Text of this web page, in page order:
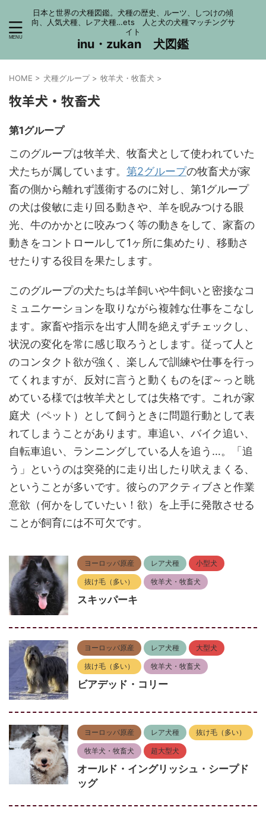
日本と世界の犬種図鑑。犬種の歴史、ルーツ、しつけの傾
向、人気犬種、レア犬種…ets 人と犬の犬種マッチングサ
イト
inu・zukan 犬図鑑
HOME > 犬種グループ > 牧羊犬・牧畜犬 >
牧羊犬・牧畜犬
第1グループ
このグループは牧羊犬、牧畜犬として使われていた
犬たちが属しています。 第2グループの牧畜犬が家
畜の側から離れず護衛するのに対し、第1グループ
の犬は俊敏に走り回る動きや、羊を睨みつける眼
光、牛のかかとに咬みつく等の動きをして、家畜の
動きをコントロールして1ヶ所に集めたり、移動さ
せたりする役目を果たします。
このグループの犬たちは羊飼いや牛飼いと密接なコ
ミュニケーションを取りながら複雑な仕事をこなし
ます。家畜や指示を出す人間を絶えずチェックし、
状況の変化を常に感じ取ろうとします。従って人と
のコンタクト欲が強く、楽しんで訓練や仕事を行っ
てくれますが、反対に言うと動くものをぼ～っと眺
めている様では牧羊犬としては失格です。これが家
庭犬（ペット）として飼うときに問題行動として表
れてしまうことがあります。車追い、バイク追い、
自転車追い、ランニングしている人を追う…。「追
う」というのは突発的に走り出したり吠えまくる、
ということが多いです。彼らのアクティブさと作業
意欲（何かをしていたい！欲）を上手に発散させる
ことが飼育には不可欠です。
ヨーロッパ原産 レア犬種 小型犬
抜け毛（多い） 牧羊犬・牧畜犬
スキッパーキ
ヨーロッパ原産 レア犬種 大型犬
抜け毛（多い） 牧羊犬・牧畜犬
ビアデッド・コリー
ヨーロッパ原産 レア犬種 抜け毛（多い）
牧羊犬・牧畜犬 超大型犬
オールド・イングリッシュ・シープド
ッグ